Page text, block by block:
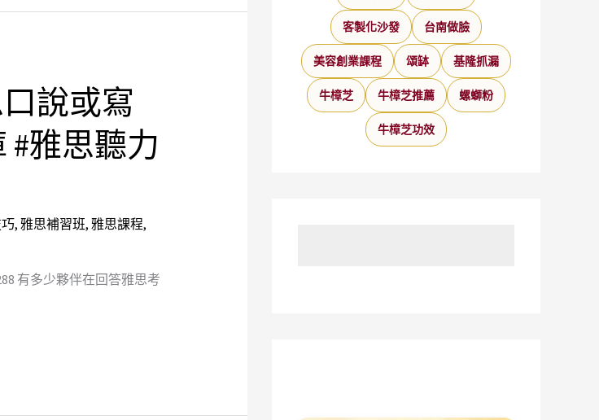
說或寫
#雅思聽力
, 雅思補習班, 雅思課程,
有多少夥伴在回答雅思考
客製化沙發 台南做臉
美容創業課程 頌缽 基隆抓漏
牛樟芝 牛樟芝推薦 螺螄粉
牛樟芝功效